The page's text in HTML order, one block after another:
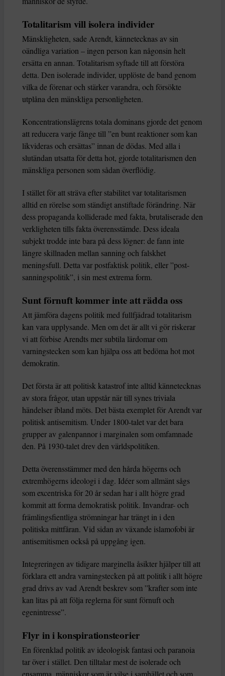
Totalitarism vill isolera individer
Mänskligheten, sade Arendt, kännetecknas av sin
oändliga variation – ingen person kan någonsin helt
ersätta en annan. Totalitarism syftade till att förstöra
detta. Den isolerade individer, upplöste de band genom
vilka de förenar och stärker varandra, och försökte
utplåna den mänskliga personligheten.
Koncentrationslägrens totala dominans gjorde det genom
att reducera varje fånge till ”en bunt reaktioner som kan
likvideras och ersättas” innan de dödas. Med alla i
slutändan utsatta för detta hot, gjorde totalitarismen den
mänskliga personen som sådan överflödig.
I stället för att sträva efter stabilitet var totalitarismen
alltid en rörelse som ständigt anstiftade förändring. När
dess propaganda kolliderade med fakta, brutaliserade den
verkligheten tills fakta överensstämde. Dess ideala
subjekt trodde inte bara på dess lögner: de fann inte
längre skillnaden mellan sanning och falskhet
meningsfull. Detta var postfaktisk politik, eller ”post-
sanningspolitik”, i sin mest extrema form.
Sunt förnuft kommer inte att rädda oss
Att jämföra dagens politik med fullfjädrad totalitarism
kan vara upplysande. Men om det är allt vi gör riskerar
vi att förbise Arendts mer subtila lärdomar om
varningstecken som kan hjälpa oss att bedöma hot mot
demokratin.
Det första är att politisk katastrof inte alltid kännetecknas
av stora frågor, utan uppstår när till synes triviala
händelser ibland möts. Det bästa exemplet för Arendt var
politisk antisemitism. Under 1800-talet var det bara
grupper av galenpannor i marginalen som omfamnade
den. På 1930-talet drev den världspolitiken.
Detta överensstämmer med den hårda högerns och
extremhögerns ideologi i dag. Idéer som allmänt sågs
som excentriska för 20 år sedan har i allt högre grad
kommit att forma demokratisk politik. Invandrar- och
främlingsfientliga strömningar har trängt in i den
politiska mittfåran. Vid sidan av växande islamofobi är
antisemitismen också på uppgång igen.
Integreringen av tidigare marginella åsikter hjälper till att
förklara ett andra varningstecken på att politik i allt högre
grad drivs av vad Arendt beskrev som ”krafter som inte
kan litas på att följa reglerna för sunt förnuft och
egenintresse”.
Flyr in i konspirationsteorier
En förenklad politik av ideologisk fantasi och paranoia
tar över i stället. Den tilltalar mest de isolerade och
ensamma, människor som är vilse i samhället och som